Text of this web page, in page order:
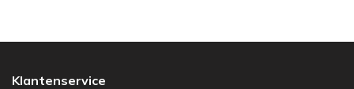
Klantenservice